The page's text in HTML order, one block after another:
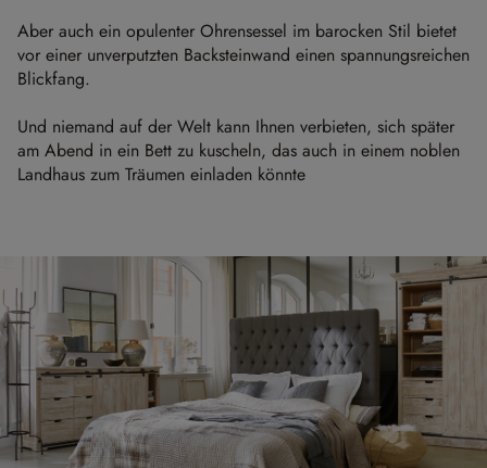
Aber auch ein opulenter Ohrensessel im barocken Stil bietet
vor einer unverputzten Backsteinwand einen spannungsreichen
Blickfang.
Und niemand auf der Welt kann Ihnen verbieten, sich später
am Abend in ein Bett zu kuscheln, das auch in einem noblen
Landhaus zum Träumen einladen könnte